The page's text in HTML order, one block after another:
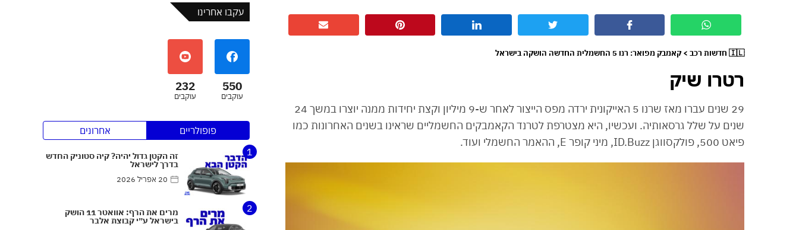
🇮🇱 חדשות רכב > קאמבק מפואר: רנו 5 החשמלית החדשה הושקה בישראל
רטרו שיק
29 שנים עברו מאז שרנו 5 האייקונית ירדה מפס הייצור לאחר ש-9 מיליון וקצת יחידות ממנה יוצרו במשך 24
שנים על שלל גרסאותיה. ועכשיו, היא מצטרפת לטרנד הקאמבקים החשמליים שראינו בשנים האחרונות כמו
פיאט 500, פולקסווגן ID.Buzz, מיני קופר E, ההאמר החשמלי ועוד.
עקבו אחרינו
550
עוקבים
232
עוקבים
פופולריים
אחרונים
1
זה הקטן גדול יהיה? קיה סטוניק החדש
בדרך לישראל
20 אפריל 2026
2 מרים את הרף: אוואטר 11 הושק
בישראל ע״י קבוצת אלבר